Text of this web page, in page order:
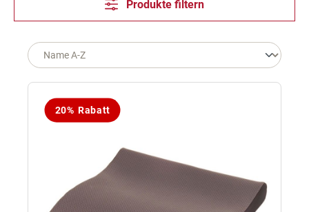
Produkte filtern
20% Rabatt